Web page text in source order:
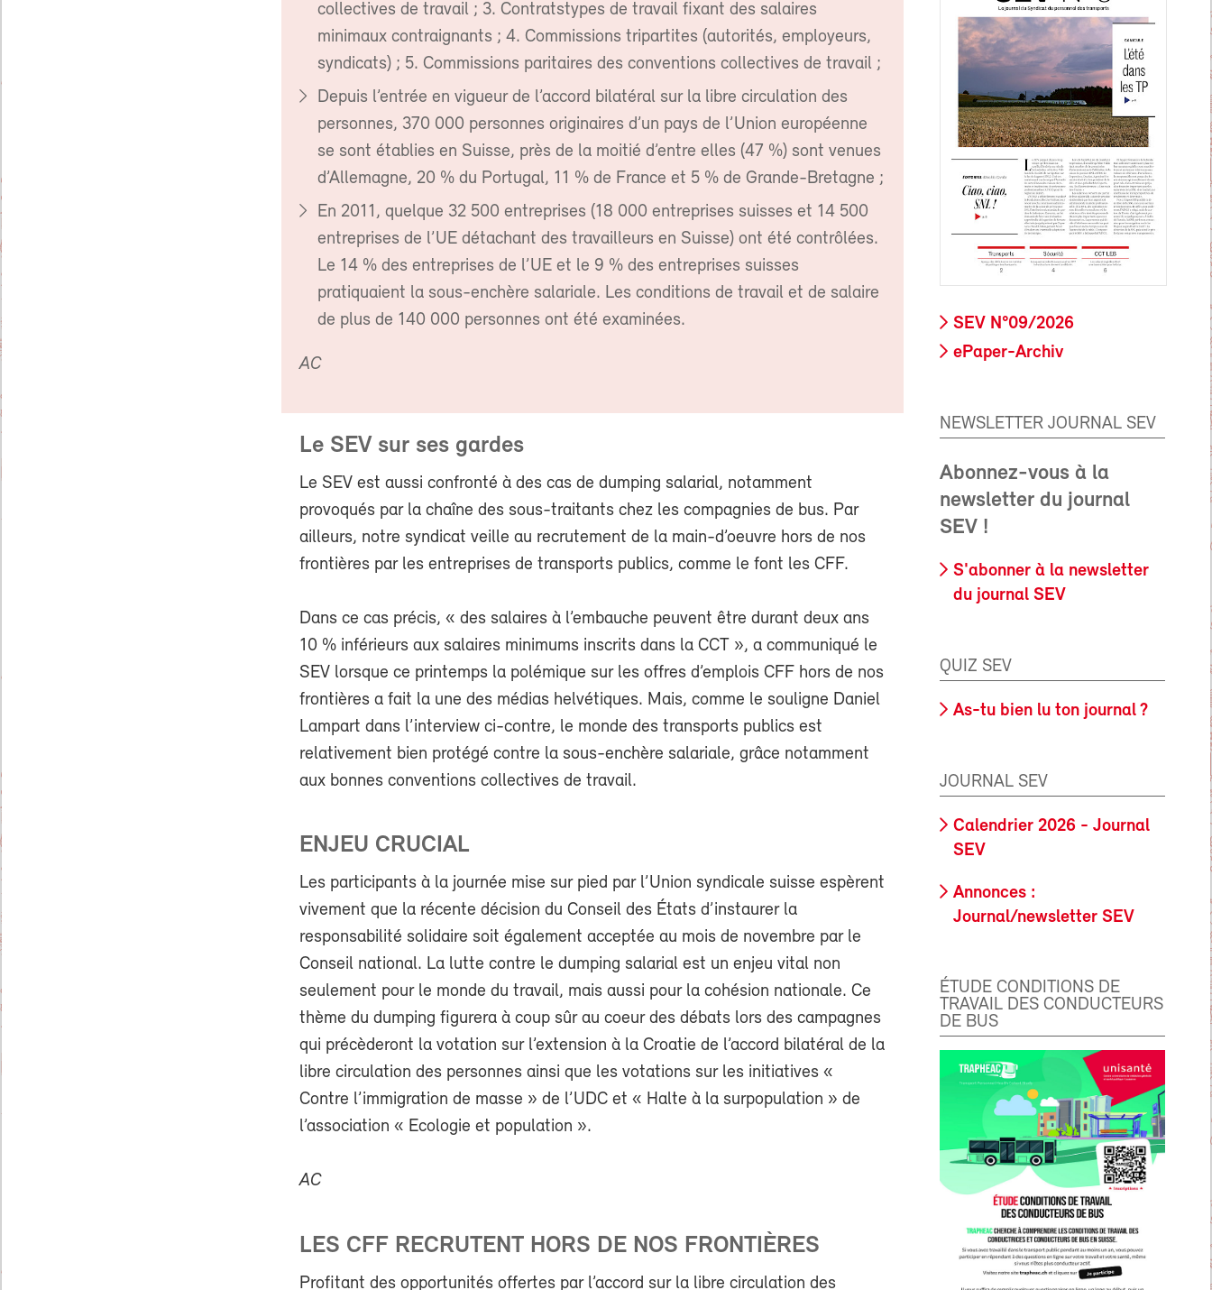
collectives de travail ; 3. Contratstypes de travail fixant des salaires
minimaux contraignants ; 4. Commissions tripartites (autorités, employeurs,
syndicats) ; 5. Commissions paritaires des conventions collectives de travail ;
Depuis l’entrée en vigueur de l’accord bilatéral sur la libre circulation des
personnes, 370 000 personnes originaires d’un pays de l’Union européenne
se sont établies en Suisse, près de la moitié d’entre elles (47 %) sont venues
d’Allemagne, 20 % du Portugal, 11 % de France et 5 % de Grande-Bretagne ;
En 2011, quelque 32 500 entreprises (18 000 entreprises suisses et 14 500
entreprises de l’UE détachant des travailleurs en Suisse) ont été contrôlées.
Le 14 % des entreprises de l’UE et le 9 % des entreprises suisses
pratiquaient la sous-enchère salariale. Les conditions de travail et de salaire
de plus de 140 000 personnes ont été examinées.
AC
Le SEV sur ses gardes
Le SEV est aussi confronté à des cas de dumping salarial, notamment
provoqués par la chaîne des sous-traitants chez les compagnies de bus. Par
ailleurs, notre syndicat veille au recrutement de la main-d’oeuvre hors de nos
frontières par les entreprises de transports publics, comme le font les CFF.
Dans ce cas précis, « des salaires à l’embauche peuvent être durant deux ans
10 % inférieurs aux salaires minimums inscrits dans la CCT », a communiqué le
SEV lorsque ce printemps la polémique sur les offres d’emplois CFF hors de nos
frontières a fait la une des médias helvétiques. Mais, comme le souligne Daniel
Lampart dans l’interview ci-contre, le monde des transports publics est
relativement bien protégé contre la sous-enchère salariale, grâce notamment
aux bonnes conventions collectives de travail.
ENJEU CRUCIAL
Les participants à la journée mise sur pied par l’Union syndicale suisse espèrent
vivement que la récente décision du Conseil des États d’instaurer la
responsabilité solidaire soit également acceptée au mois de novembre par le
Conseil national. La lutte contre le dumping salarial est un enjeu vital non
seulement pour le monde du travail, mais aussi pour la cohésion nationale. Ce
thème du dumping figurera à coup sûr au coeur des débats lors des campagnes
qui précèderont la votation sur l’extension à la Croatie de l’accord bilatéral de la
libre circulation des personnes ainsi que les votations sur les initiatives «
Contre l’immigration de masse » de l’UDC et « Halte à la surpopulation » de
l’association « Ecologie et population ».
AC
LES CFF RECRUTENT HORS DE NOS FRONTIÈRES
Profitant des opportunités offertes par l’accord sur la libre circulation des
SEV N°09/2026
ePaper-Archiv
NEWSLETTER JOURNAL SEV
Abonnez-vous à la
newsletter du journal
SEV !
S'abonner à la newsletter
du journal SEV
QUIZ SEV
As-tu bien lu ton journal ?
JOURNAL SEV
Calendrier 2026 - Journal
SEV
Annonces :
Journal/newsletter SEV
ÉTUDE CONDITIONS DE
TRAVAIL DES CONDUCTEURS
DE BUS